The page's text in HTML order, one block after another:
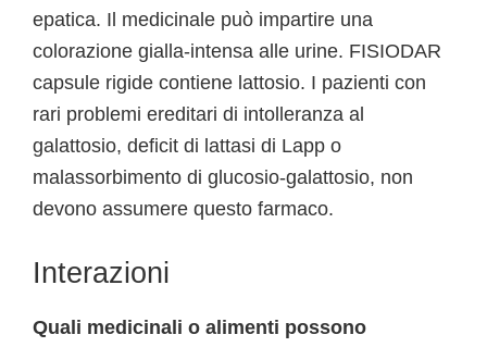
epatica. Il medicinale può impartire una
colorazione gialla-intensa alle urine. FISIODAR
capsule rigide contiene lattosio. I pazienti con
rari problemi ereditari di intolleranza al
galattosio, deficit di lattasi di Lapp o
malassorbimento di glucosio-galattosio, non
devono assumere questo farmaco.
Interazioni
Quali medicinali o alimenti possono